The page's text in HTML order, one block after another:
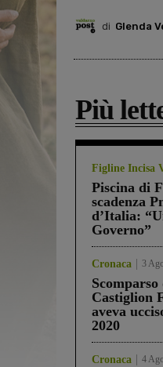
di Glenda
Più
Figline Incisa
Piscina di
scadenza
d’Italia:
Governo”
Cronaca 3
Castiglion
aveva
2020
Cronaca 4